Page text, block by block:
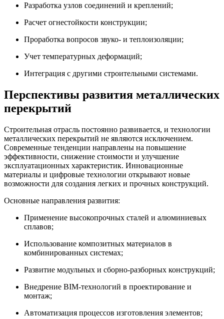
Разработка узлов соединений и креплений;
Расчет огнестойкости конструкции;
Проработка вопросов звуко- и теплоизоляции;
Учет температурных деформаций;
Интеграция с другими строительными системами.
Перспективы развития металлических
перекрытий
Строительная отрасль постоянно развивается, и технологии
металлических перекрытий не являются исключением.
Современные тенденции направлены на повышение
эффективности, снижение стоимости и улучшение
эксплуатационных характеристик. Инновационные
материалы и цифровые технологии открывают новые
возможности для создания легких и прочных конструкций.
Основные направления развития:
Применение высокопрочных сталей и алюминиевых
сплавов;
Использование композитных материалов в
комбинированных системах;
Развитие модульных и сборно-разборных конструкций;
Внедрение BIM-технологий в проектирование и
монтаж;
Автоматизация процессов изготовления элементов;